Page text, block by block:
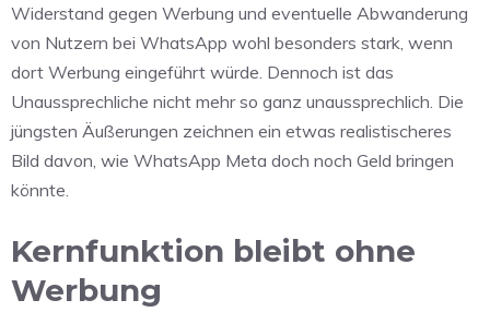
Widerstand gegen Werbung und eventuelle Abwanderung
von Nutzern bei WhatsApp wohl besonders stark, wenn
dort Werbung eingeführt würde. Dennoch ist das
Unaussprechliche nicht mehr so ganz unaussprechlich. Die
jüngsten Äußerungen zeichnen ein etwas realistischeres
Bild davon, wie WhatsApp Meta doch noch Geld bringen
könnte.
Kernfunktion bleibt ohne
Werbung